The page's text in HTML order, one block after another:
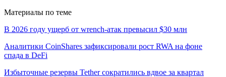
Материалы по теме
В 2026 году ущерб от wrench-атак превысил $30 млн
Аналитики CoinShares зафиксировали рост RWA на фоне
спада в DeFi
Избыточные резервы Tether сократились вдвое за квартал